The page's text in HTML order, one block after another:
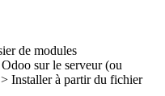
de modules
sur le serveur (ou
Installer à partir du fichier